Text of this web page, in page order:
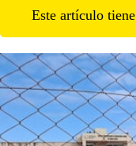
Este artículo tiene